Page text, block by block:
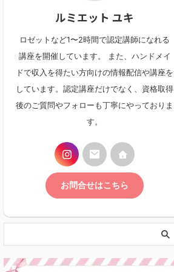
ルミエット ユキ
ロゼットなど1〜2時間で認定講師になれる
講座を開催しています。 また、ハンドメイ
ドで収入を得たい方向けの情報配信や講座を
しています。認定講座だけでなく、資格取得
後のご質問やフォローも丁寧にやっておりま
す。
お問合せはこちら